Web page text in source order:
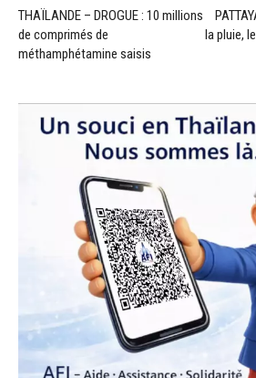
THAÏLANDE – DROGUE : 10 millions
de comprimés de
méthamphétamine saisis
la pluie,